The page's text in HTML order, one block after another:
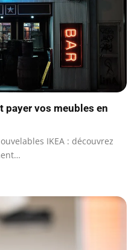
payer vos meubles en
IKEA : découvrez